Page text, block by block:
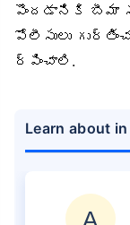
పొందడానికి బీమా
పోలీసులు
ర్పించాలి.
Learn about